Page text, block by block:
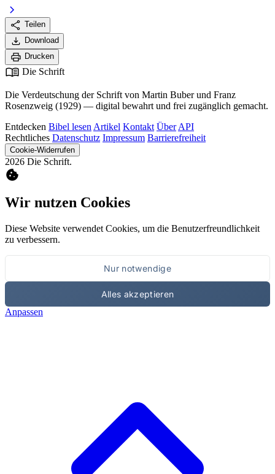
chevron_right
share Teilen
download Download
print Drucken
menu_book Die Schrift
Die Verdeutschung der Schrift von Martin Buber und Franz
Rosenzweig (1929) — digital bewahrt und frei zugänglich gemacht.
Entdecken Bibel lesen Artikel Kontakt Über API
Rechtliches Datenschutz Impressum Barrierefreiheit
Cookie-Widerrufen
2026 Die Schrift.
cookie
Wir nutzen Cookies
Diese Website verwendet Cookies, um die Benutzerfreundlichkeit
zu verbessern.
Nur notwendige
Alles akzeptieren
Anpassen